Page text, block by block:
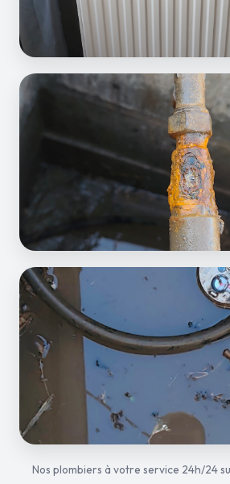
Nos plombiers à votre service 24h/24